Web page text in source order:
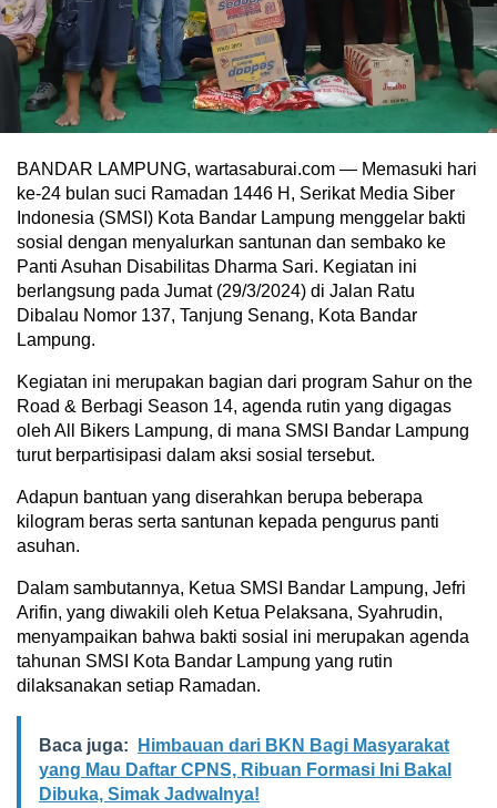
BANDAR LAMPUNG, wartasaburai.com — Memasuki hari
ke-24 bulan suci Ramadan 1446 H, Serikat Media Siber
Indonesia (SMSI) Kota Bandar Lampung menggelar bakti
sosial dengan menyalurkan santunan dan sembako ke
Panti Asuhan Disabilitas Dharma Sari. Kegiatan ini
berlangsung pada Jumat (29/3/2024) di Jalan Ratu
Dibalau Nomor 137, Tanjung Senang, Kota Bandar
Lampung.
Kegiatan ini merupakan bagian dari program Sahur on the
Road & Berbagi Season 14, agenda rutin yang digagas
oleh All Bikers Lampung, di mana SMSI Bandar Lampung
turut berpartisipasi dalam aksi sosial tersebut.
Adapun bantuan yang diserahkan berupa beberapa
kilogram beras serta santunan kepada pengurus panti
asuhan.
Dalam sambutannya, Ketua SMSI Bandar Lampung, Jefri
Arifin, yang diwakili oleh Ketua Pelaksana, Syahrudin,
menyampaikan bahwa bakti sosial ini merupakan agenda
tahunan SMSI Kota Bandar Lampung yang rutin
dilaksanakan setiap Ramadan.
Baca juga:
Himbauan dari BKN Bagi Masyarakat
yang Mau Daftar CPNS, Ribuan Formasi Ini Bakal
Dibuka, Simak Jadwalnya!